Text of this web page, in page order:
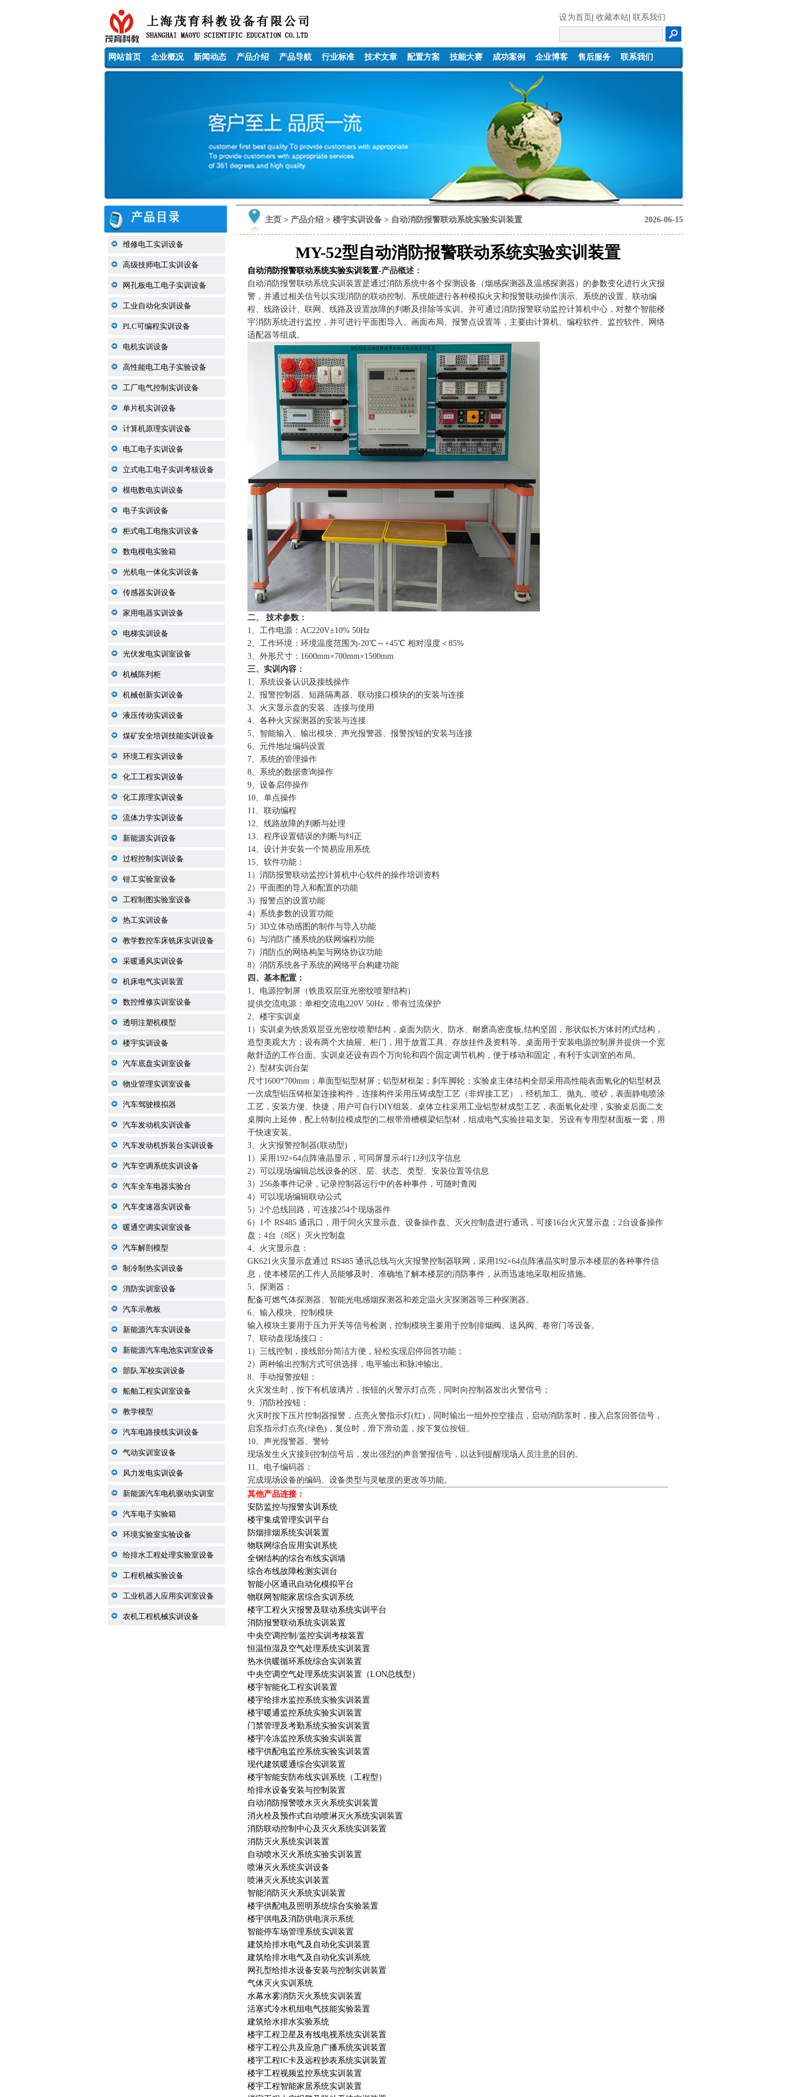
设为首页 收藏本站| 联系我们
网站首页 企业概况 新闻动态 产品介绍 产品导航 行业标准 技术文章 配置方案 技能大赛 成功案例 企业博客 售后服务 联系我们
维修电工实训设备
高级技师电工实训设备
网孔板电工电子实训设备
工业自动化实训设备
PLC可编程实训设备
电机实训设备
高性能电工电子实验设备
工厂电气控制实训设备
单片机实训设备
计算机原理实训设备
电工电子实训设备
立式电工电子实训考核设备
模电数电实训设备
电子实训设备
柜式电工电拖实训设备
数电模电实验箱
光机电一体化实训设备
传感器实训设备
家用电器实训设备
电梯实训设备
光伏发电实训室设备
机械陈列柜
机械创新实训设备
液压传动实训设备
煤矿安全培训技能实训设备
环境工程实训设备
化工工程实训设备
化工原理实训设备
流体力学实训设备
新能源实训设备
过程控制实训设备
钳工实验室设备
工程制图实验室设备
热工实训设备
教学数控车床铣床实训设备
采暖通风实训设备
机床电气实训装置
数控维修实训室设备
透明注塑机模型
楼宇实训设备
汽车底盘实训室设备
物业管理实训室设备
汽车驾驶模拟器
汽车发动机实训设备
汽车发动机拆装台实训设备
汽车空调系统实训设备
汽车全车电器实验台
汽车变速器实训设备
暖通空调实训室设备
汽车解剖模型
制冷制热实训设备
消防实训室设备
汽车示教板
新能源汽车实训设备
新能源汽车电池实训室设备
部队.军校实训设备
船舶工程实训室设备
教学模型
汽车电路接线实训设备
气动实训室设备
风力发电实训设备
新能源汽车电机驱动实训室
汽车电子实验箱
环境实验室实验设备
给排水工程处理实验室设备
工程机械实验设备
工业机器人应用实训室设备
农机工程机械实训设备
主页> 产品介绍> 楼宇实训设备> 自动消防报警联动系统实验实训装置 2026-06-15
MY-52型自动消防报警联动系统实验实训装置
自动消防报警联动系统实验实训装置-产品概述：
自动消防报警联动系统实训装置是通过消防系统中各个探测设备（烟感探测器及温感探测器）的参数变化进行火灾报
警，并通过相关信号以实现消防的联动控制。系统能进行各种模拟火灾和报警联动操作演示、系统的设置、联动编
程、线路设计、联网、线路及设置故障的判断及排除等实训。并可通过消防报警联动监控计算机中心，对整个智能楼
宇消防系统进行监控，并可进行平面图导入、画面布局、报警点设置等，主要由计算机、编程软件、监控软件、网络
适配器等组成。
二、 技术参数：
1、工作电源：AC220V±10% 50Hz
2、工作环境：环境温度范围为-20℃～+45℃ 相对湿度＜85%
3、外形尺寸：1600mm×700mm×1500mm
三、实训内容：
1、系统设备认识及接线操作
2、报警控制器、短路隔离器、联动接口模块的的安装与连接
3、火灾显示盘的安装、连接与使用
4、各种火灾探测器的安装与连接
5、智能输入、输出模块、声光报警器、报警按钮的安装与连接
6、元件地址编码设置
7、系统的管理操作
8、系统的数据查询操作
9、设备启停操作
10、单点操作
11、联动编程
12、线路故障的判断与处理
13、程序设置错误的判断与纠正
14、设计并安装一个简易应用系统
15、软件功能：
1）消防报警联动监控计算机中心软件的操作培训资料
2）平面图的导入和配置的功能
3）报警点的设置功能
4）系统参数的设置功能
5）3D立体动感图的制作与导入功能
6）与消防广播系统的联网编程功能
7）消防点的网络构架与网络协议功能
8）消防系统各子系统的网络平台构建功能
四、基本配置：
1、电源控制屏（铁质双层亚光密纹喷塑结构）
提供交流电源：单相交流电220V 50Hz，带有过流保护
2、楼宇实训桌
1）实训桌为铁质双层亚光密纹喷塑结构，桌面为防火、防水、耐磨高密度板,结构坚固，形状似长方体封闭式结构，
造型美观大方；设有两个大抽屉、柜门，用于放置工具、存放挂件及资料等。桌面用于安装电源控制屏并提供一个宽
敞舒适的工作台面。实训桌还设有四个万向轮和四个固定调节机构，便于移动和固定，有利于实训室的布局。
2）型材实训台架
尺寸1600*700mm；单面型铝型材屏；铝型材框架；刹车脚轮；实验桌主体结构全部采用高性能表面氧化的铝型材及
一次成型铝压铸框架连接构件，连接构件采用压铸成型工艺（非焊接工艺），经机加工、抛丸、喷砂，表面静电喷涂
工艺，安装方便、快捷，用户可自行DIY组装。桌体立柱采用工业铝型材成型工艺，表面氧化处理，实验桌后面二支
桌脚向上延伸，配上特制拉模成型的二根带滑槽横梁铝型材，组成电气实验挂箱支架。另设有专用型材面板一套，用
于快速安装。
3、火灾报警控制器(联动型)
1）采用192×64点阵液晶显示，可同屏显示4行12列汉字信息
2）可以现场编辑总线设备的区、层、状态、类型、安装位置等信息
3）256条事件记录，记录控制器运行中的各种事件，可随时查阅
4）可以现场编辑联动公式
5）2个总线回路，可连接254个现场器件
6）1个 RS485 通讯口，用于同火灾显示盘、设备操作盘、灭火控制盘进行通讯，可接16台火灾显示盘；2台设备操作
盘；4台（8区）灭火控制盘
4、火灾显示盘：
GK621火灾显示盘通过 RS485 通讯总线与火灾报警控制器联网，采用192×64点阵液晶实时显示本楼层的各种事件信
息，使本楼层的工作人员能够及时、准确地了解本楼层的消防事件，从而迅速地采取相应措施。
5、探测器：
配备可燃气体探测器、智能光电感烟探测器和差定温火灾探测器等三种探测器。
6、输入模块、控制模块
输入模块主要用于压力开关等信号检测，控制模块主要用于控制排烟阀、送风阀、卷帘门等设备。
7、联动盘现场接口：
1）三线控制，接线部分简洁方便，轻松实现启停回答功能；
2）两种输出控制方式可供选择，电平输出和脉冲输出。
8、手动报警按钮：
火灾发生时，按下有机玻璃片，按钮的火警示灯点亮，同时向控制器发出火警信号；
9、消防栓按钮：
火灾时按下压片控制器报警，点亮火警指示灯(红)，同时输出一组外控空接点，启动消防泵时，接入启泵回答信号，
启泵指示灯点亮(绿色)，复位时，滑下滑动盖，按下复位按钮。
10、声光报警器、警铃
现场发生火灾接到控制信号后，发出强烈的声音警报信号，以达到提醒现场人员注意的目的。
11、电子编码器：
完成现场设备的编码、设备类型与灵敏度的更改等功能。
其他产品连接：
安防监控与报警实训系统
楼宇集成管理实训平台
防烟排烟系统实训装置
物联网综合应用实训系统
全钢结构的综合布线实训墙
综合布线故障检测实训台
智能小区通讯自动化模拟平台
物联网智能家居综合实训系统
楼宇工程火灾报警及联动系统实训平台
消防报警联动系统实训装置
中央空调控制/监控实训考核装置
恒温恒湿及空气处理系统实训装置
热水供暖循环系统综合实训装置
中央空调空气处理系统实训装置（LON总线型）
楼宇智能化工程实训装置
楼宇给排水监控系统实验实训装置
楼宇暖通监控系统实验实训装置
门禁管理及考勤系统实验实训装置
楼宇冷冻监控系统实验实训装置
楼宇供配电监控系统实验实训装置
现代建筑暖通综合实训装置
楼宇智能安防布线实训系统（工程型）
给排水设备安装与控制装置
自动消防报警喷水灭火系统实训装置
消火栓及预作式自动喷淋灭火系统实训装置
消防联动控制中心及灭火系统实训装置
消防灭火系统实训装置
自动喷水灭火系统实验实训装置
喷淋灭火系统实训设备
喷淋灭火系统实训装置
智能消防灭火系统实训装置
楼宇供配电及照明系统综合实验装置
楼宇供电及消防供电演示系统
智能停车场管理系统实训装置
建筑给排水电气及自动化实训装置
建筑给排水电气及自动化实训系统
网孔型给排水设备安装与控制实训装置
气体灭火实训系统
水幕水雾消防灭火系统实训装置
活塞式冷水机组电气技能实验装置
建筑给水排水实验系统
楼宇工程卫星及有线电视系统实训装置
楼宇工程公共及应急广播系统实训装置
楼宇工程IC卡及远程抄表系统实训装置
楼宇工程视频监控系统实训装置
楼宇工程智能家居系统实训装置